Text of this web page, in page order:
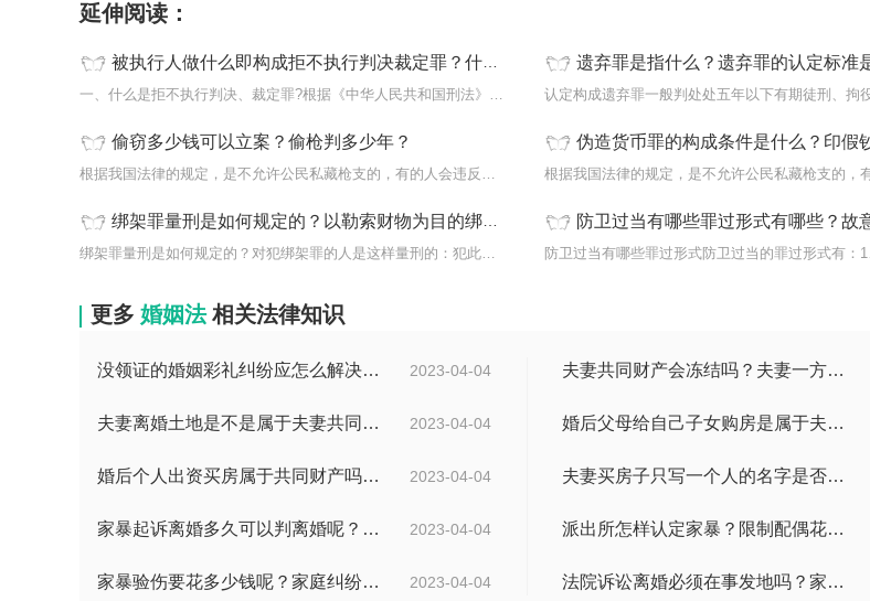
延伸阅读：
被执行人做什么即构成拒不执行判决裁定罪？什么是拒不执行判决裁定罪？
一、什么是拒不执行判决、裁定罪?根据《中华人民共和国刑法》的相关...
遗弃罪是指什么？遗弃罪的认定标准
偷窃多少钱可以立案？偷枪判多少年？
根据我国法律的规定，是不允许公民私藏枪支的，有的人会违反法律规...
伪造货币罪的构成条件是什么？印假钞的量刑标
绑架罪量刑是如何规定的？以勒索财物为目的绑架他人的如何处罚？
绑架罪量刑是如何规定的？对犯绑架罪的人是这样量刑的：犯此罪的，...
防卫过当有哪些罪过形式有哪些？故意犯
更多 婚姻法 相关法律知识
2023-04-04
没领证的婚姻彩礼纠纷应怎么解决？彩礼规定不能超过多少在法律上没有明确规定数额吗？ 夫妻共同财产会冻结吗？夫妻一方要求离婚另一方不同意怎么办？
2023-04-04
夫妻离婚土地是不是属于夫妻共同财产？不属于夫妻共同财产的情形有哪些？ 婚后父母给自己子女购房是属于夫妻共同财产吗？婚后父母给自己的钱算共同财产吗？
2023-04-04
婚后个人出资买房属于共同财产吗？父母出钱买房登记子女名字是否所有权？ 夫妻买房子只写一个人的名字是否是共同财产？转移共同财产有哪些防止措施？
2023-04-04
家暴起诉离婚多久可以判离婚呢？婚内家暴起诉离婚会判离吗？ 派出所怎样认定家暴？限制配偶花钱算家暴吗？
2023-04-04
家暴验伤要花多少钱呢？家庭纠纷报警会有记录吗？ 法院诉讼离婚必须在事发地吗？家暴什么程度可以判刑呢？